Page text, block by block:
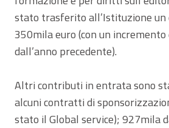
stato trasferito all’Istituzione
350mila euro (con un
dall’anno precedente).
Altri contributi in entrata sono
alcuni contratti di
stato il Global service); 927mila